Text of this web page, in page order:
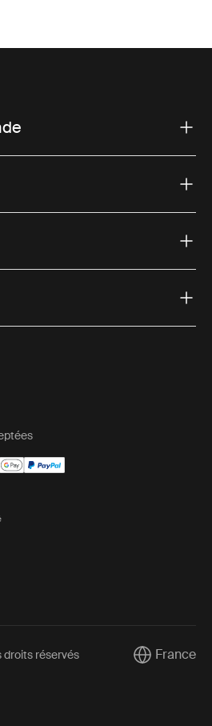
(external link)
Instagram (external link)
on Youtube (external
réservés Current
France